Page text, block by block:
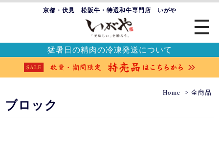
京都・伏見 松阪牛・特選和牛専門店 いがや
猛暑日の精肉の冷凍発送について
Home 全商品
ブロック